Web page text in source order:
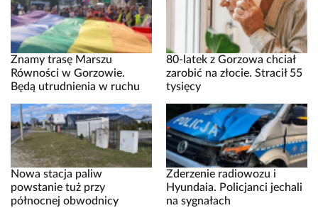
Znamy trasę Marszu
Równości w Gorzowie.
Będą utrudnienia w ruchu
80-latek z Gorzowa chciał
zarobić na złocie. Stracił 55
tysięcy
Nowa stacja paliw
powstanie tuż przy
północnej obwodnicy
Zderzenie radiowozu i
Hyundaia. Policjanci jechali
na sygnałach